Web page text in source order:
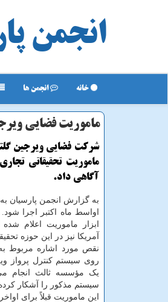
انجمن
خانه انجمن ها
ماموریت فضایی
شرکت فضایی ویرجین
ماموریت تحقیقاتی
آگاهی داد.
به گزارش انجمن پارسیان
اواسط ماه اکتبر اجرا
ابزار ماموریت اعلام
آمریکا نیز در این حوزه
نقص مورد اشاره مربوط
روی سیستم کنترل پرواز
یک مؤسسه ثالث انجام
سیستم مذکور را آشکار
این ماموریت قبلاً برای